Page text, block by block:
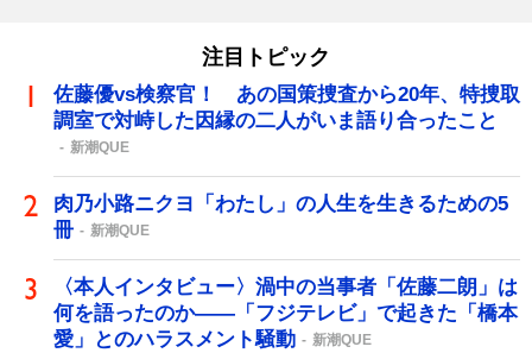
注目トピック
佐藤優vs検察官！ あの国策捜査から20年、特捜取
調室で対峙した因縁の二人がいま語り合ったこと
新潮QUE
肉乃小路ニクヨ「わたし」の人生を生きるための5
冊
新潮QUE
〈本人インタビュー〉渦中の当事者「佐藤二朗」は
何を語ったのか――「フジテレビ」で起きた「橋本
愛」とのハラスメント騒動
新潮QUE